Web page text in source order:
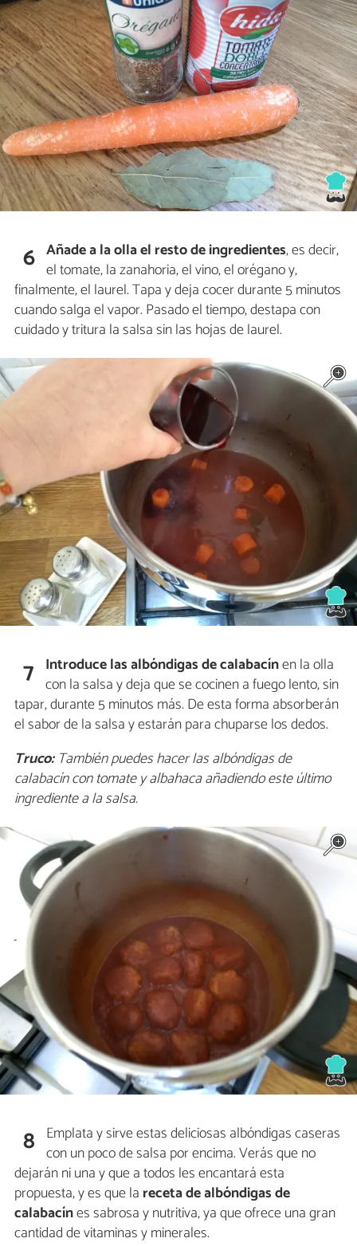
6 Añade a la olla el resto de ingredientes, es decir,
el tomate, la zanahoria, el vino, el orégano y,
finalmente, el laurel. Tapa y deja cocer durante 5 minutos
cuando salga el vapor. Pasado el tiempo, destapa con
cuidado y tritura la salsa sin las hojas de laurel.
7 Introduce las albóndigas de calabacínen la olla
con la salsa y deja que se cocinen a fuego lento, sin
tapar, durante 5 minutos más. De esta forma absorberán
el sabor de la salsa y estarán para chuparse los dedos.
Truco:También puedes hacer las albóndigas de
calabacín con tomate y albahaca añadiendo este último
ingrediente a la salsa.
8 Emplata y sirve estas deliciosas albóndigas caseras
con un poco de salsa por encima. Verás que no
dejarán ni una y que a todos les encantará esta
propuesta, y es que la receta de albóndigas de
calabacínes sabrosa y nutritiva, ya que ofrece una gran
cantidad de vitaminas y minerales.